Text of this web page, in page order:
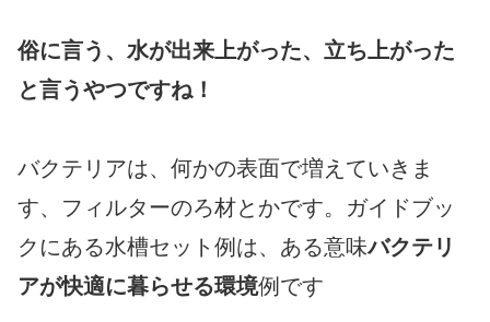
俗に言う、水が出来上がった、立ち上がった
と言うやつですね！
バクテリアは、何かの表面で増えていきま
す、フィルターのろ材とかです。ガイドブッ
クにある水槽セット例は、ある意味バクテリ
アが快適に暮らせる環境例です